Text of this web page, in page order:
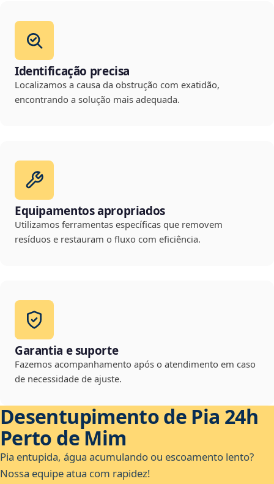
Identificação precisa
Localizamos a causa da obstrução com exatidão,
encontrando a solução mais adequada.
Equipamentos apropriados
Utilizamos ferramentas específicas que removem
resíduos e restauram o fluxo com eficiência.
Garantia e suporte
Fazemos acompanhamento após o atendimento em caso
de necessidade de ajuste.
Desentupimento de Pia 24h
Perto de Mim
Pia entupida, água acumulando ou escoamento lento?
Nossa equipe atua com rapidez!